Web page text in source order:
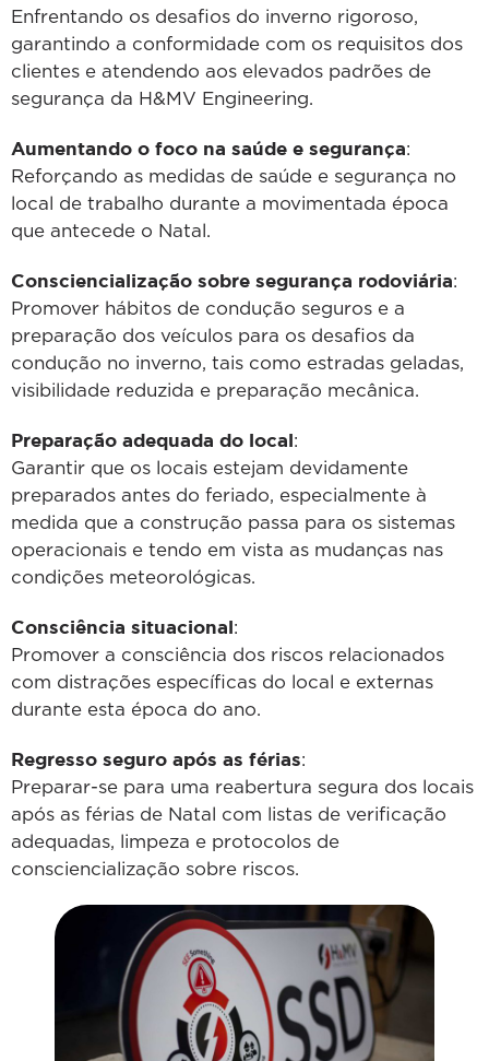
Enfrentando os desafios do inverno rigoroso,
garantindo a conformidade com os requisitos dos
clientes e atendendo aos elevados padrões de
segurança da H&MV Engineering.
Aumentando o foco na saúde e segurança:
Reforçando as medidas de saúde e segurança no
local de trabalho durante a movimentada época
que antecede o Natal.
Consciencialização sobre segurança rodoviária:
Promover hábitos de condução seguros e a
preparação dos veículos para os desafios da
condução no inverno, tais como estradas geladas,
visibilidade reduzida e preparação mecânica.
Preparação adequada do local:
Garantir que os locais estejam devidamente
preparados antes do feriado, especialmente à
medida que a construção passa para os sistemas
operacionais e tendo em vista as mudanças nas
condições meteorológicas.
Consciência situacional:
Promover a consciência dos riscos relacionados
com distrações específicas do local e externas
durante esta época do ano.
Regresso seguro após as férias:
Preparar-se para uma reabertura segura dos locais
após as férias de Natal com listas de verificação
adequadas, limpeza e protocolos de
consciencialização sobre riscos.